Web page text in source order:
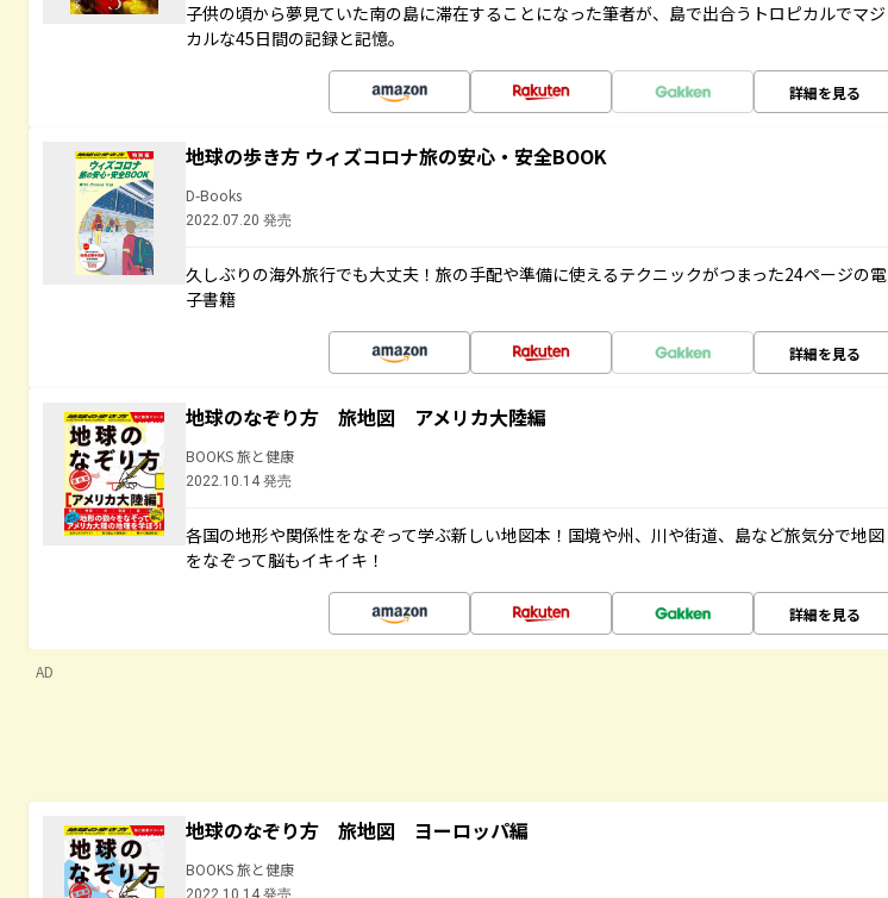
子供の頃から夢見ていた南の島に滞在することになった筆者が、島で出合うトロピカルでマジ
カルな45日間の記録と記憶。
詳細を見る
地球の歩き方 ウィズコロナ旅の安心・安全BOOK
D-Books
2022.07.20 発売
久しぶりの海外旅行でも大丈夫！旅の手配や準備に使えるテクニックがつまった24ページの電
子書籍
詳細を見る
地球のなぞり方 旅地図 アメリカ大陸編
BOOKS 旅と健康
2022.10.14 発売
各国の地形や関係性をなぞって学ぶ新しい地図本！国境や州、川や街道、島など旅気分で地図
をなぞって脳もイキイキ！
詳細を見る
AD
地球のなぞり方 旅地図 ヨーロッパ編
BOOKS 旅と健康
2022.10.14 発売